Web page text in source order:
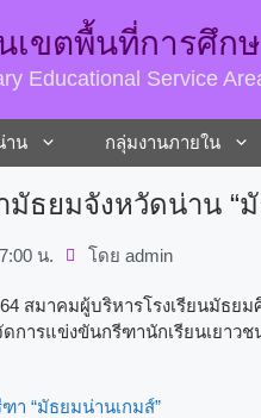
เขตพื้นที่การศึก
Educational Service
าน กลุ่มงานภายใน
ธยมจังหวัดน่าน “
น. โดย admin
สมาคมผู้บริหารโรงเรียนมัธ
ารแข่งขันกรีฑานักเรียนเยาว
า “มัธยมน่านเกมส์”